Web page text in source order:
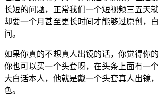
长短的问题，正常我们一个短视频三五天
却要一个月甚至更长时间才能够过原创，
间。
如果你真的不想真人出镜的话，你觉得你
你也可以买一个头套呀，在头条上面有一
大白话本人，他就是戴一个头套真人出镜
色。